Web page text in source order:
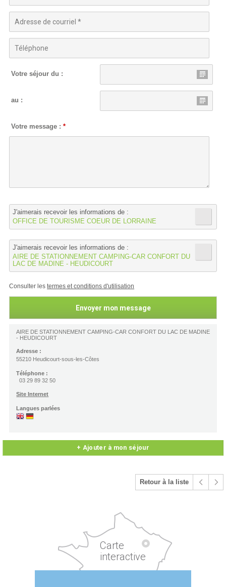
Votre séjour du :
au :
Votre message :*
J'aimerais recevoir les informations de :
OFFICE DE TOURISME COEUR DE LORRAINE
J'aimerais recevoir les informations de :
AIRE DE STATIONNEMENT CAMPING-CAR CONFORT DU
LAC DE MADINE - HEUDICOURT
Consulter lestermes et conditions d'utilisation
AIRE DE STATIONNEMENT CAMPING-CAR CONFORT DU LAC DE MADINE
- HEUDICOURT
Adresse :
55210 Heudicourt-sous-les-Côtes
Téléphone :
03 29 89 32 50
Site Internet
Langues parlées
+ Ajouter à mon séjour
Retour à la liste
Carte
interactive